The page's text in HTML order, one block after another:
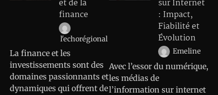
et de la
finance
l'echorégional
La finance et les
investissements sont des
domaines passionnants et
dynamiques qui offrent de
sur Internet
: Impact,
Fiabilité et
Évolution
Emeline
Avec l’essor du numérique,
les médias de
l’information sur internet